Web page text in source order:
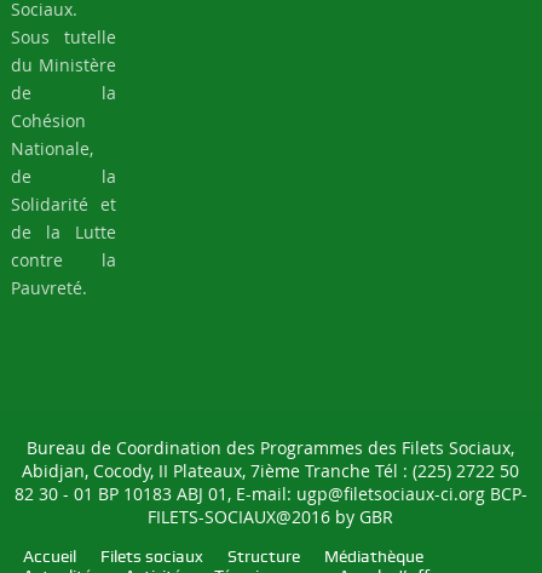
Filets
Sociaux.
Sous tutelle
du Ministère
de la
Cohésion
Nationale,
de la
Solidarité et
de la Lutte
contre la
Bureau de Coordination des Programmes des Filets Sociaux,
Abidjan, Cocody, II Plateaux, 7ième Tranche Tél : (225) 2722 50
82 30 - 01 BP 10183 ABJ 01, E-mail: ugp@filetsociaux-ci.org BCP-
FILETS-SOCIAUX@2016 byGBR